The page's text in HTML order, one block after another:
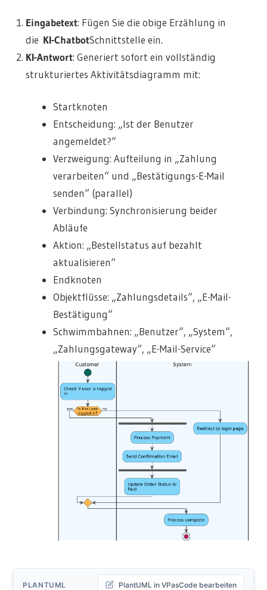
Eingabetext: Fügen Sie die obige Erzählung in
die KI-ChatbotSchnittstelle ein.
KI-Antwort: Generiert sofort ein vollständig
strukturiertes Aktivitätsdiagramm mit:
Startknoten
Entscheidung: „Ist der Benutzer
angemeldet?“
Verzweigung: Aufteilung in „Zahlung
verarbeiten“ und „Bestätigungs-E-Mail
senden“ (parallel)
Verbindung: Synchronisierung beider
Abläufe
Aktion: „Bestellstatus auf bezahlt
aktualisieren“
Endknoten
Objektflüsse: „Zahlungsdetails“, „E-Mail-
Bestätigung“
Schwimmbahnen: „Benutzer“, „System“,
„Zahlungsgateway“, „E-Mail-Service“
PLANTUML PlantUML in VPasCode bearbeiten